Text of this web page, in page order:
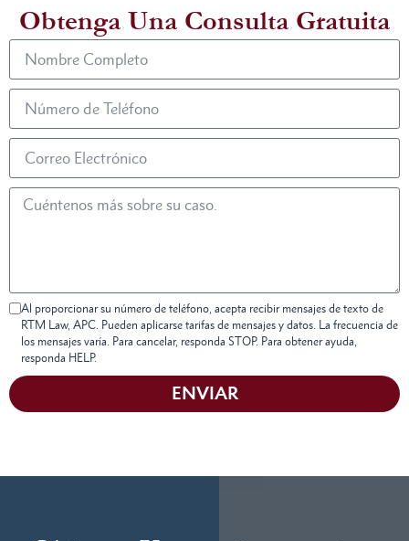
Obtenga Una Consulta Gratuita
Al proporcionar su número de teléfono, acepta recibir mensajes de texto de
RTM Law, APC. Pueden aplicarse tarifas de mensajes y datos. La frecuencia de
los mensajes varía. Para cancelar, responda STOP. Para obtener ayuda,
responda HELP.
ENVIAR